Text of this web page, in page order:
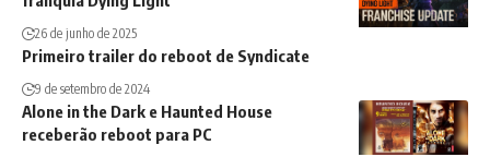
26 de junho de 2025
Primeiro trailer do reboot de Syndicate
9 de setembro de 2024
Alone in the Dark e Haunted House
receberão reboot para PC